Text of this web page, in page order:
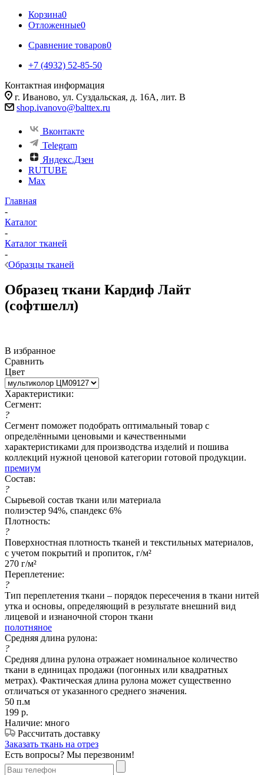
Корзина0
Отложенные0
Сравнение товаров0
+7 (4932) 52-85-50
Контактная информация
г. Иваново, ул. Суздальская, д. 16А, лит. В
shop.ivanovo@balttex.ru
Вконтакте
Telegram
Яндекс.Дзен
RUTUBE
Max
Главная
-
Каталог
-
Каталог тканей
-
Образцы тканей
Образец ткани Кардиф Лайт
(софтшелл)
В избранное
Сравнить
Цвет
Характеристики:
Сегмент:
?
Сегмент поможет подобрать оптимальный товар с
определёнными ценовыми и качественными
характеристиками для производства изделий и пошива
коллекций нужной ценовой категории готовой продукции.
премиум
Состав:
?
Сырьевой состав ткани или материала
полиэстер 94%, спандекс 6%
Плотность:
?
Поверхностная плотность тканей и текстильных материалов,
с учетом покрытий и пропиток, г/м²
270 г/м²
Переплетение:
?
Тип переплетения ткани – порядок пересечения в ткани нитей
утка и основы, определяющий в результате внешний вид
лицевой и изнаночной сторон ткани
полотняное
Средняя длина рулона:
?
Средняя длина рулона отражает номинальное количество
ткани в единицах продажи (погонных или квадратных
метрах). Фактическая длина рулона может существенно
отличаться от указанного среднего значения.
50 п.м
199 р.
Наличие: много
Рассчитать доставку
Заказать ткань на отрез
Есть вопросы? Мы перезвоним!